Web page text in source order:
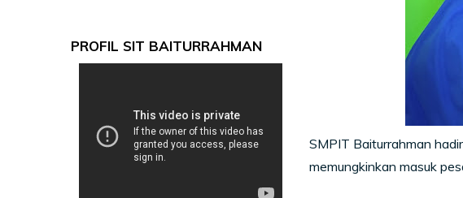
SMPIT Baiturrahman
memungkinkan masuk
PROFIL SIT BAITURRAHMAN